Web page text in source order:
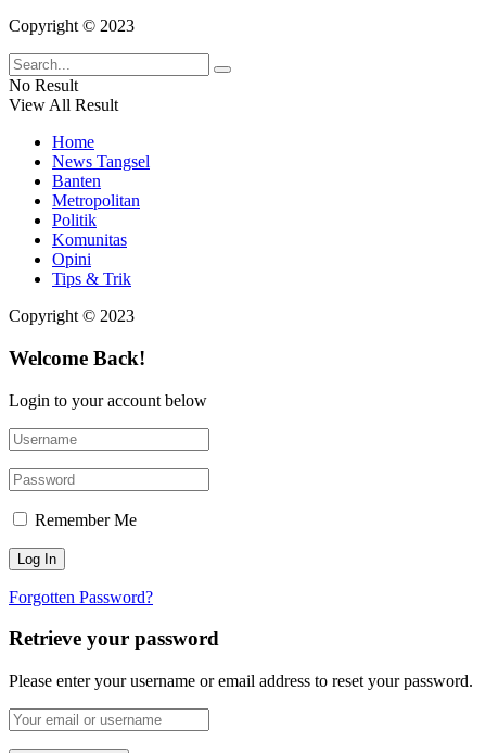
Copyright © 2023
No Result
View All Result
Home
News Tangsel
Banten
Metropolitan
Politik
Komunitas
Opini
Tips & Trik
Copyright © 2023
Welcome Back!
Login to your account below
Remember Me
Forgotten Password?
Retrieve your password
Please enter your username or email address to reset your password.